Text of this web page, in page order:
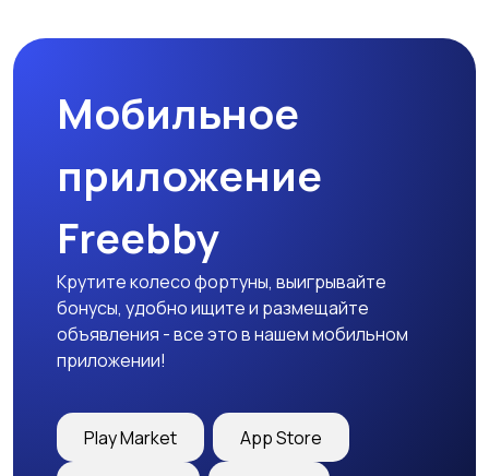
Футболки и поло Штаны и шорты
Другое
Мобильное
приложение
Freebby
Крутите колесо фортуны, выигрывайте
бонусы, удобно ищите и размещайте
объявления - все это в нашем мобильном
приложении!
Play Market App Store